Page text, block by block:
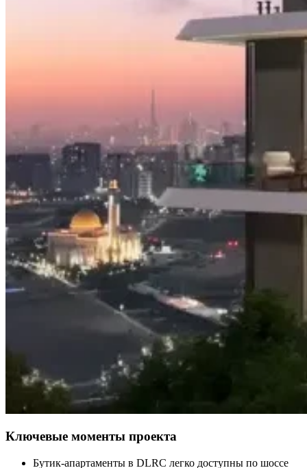
Ключевые моменты проекта
Бутик-апартаменты в DLRC легко доступны по шоссе